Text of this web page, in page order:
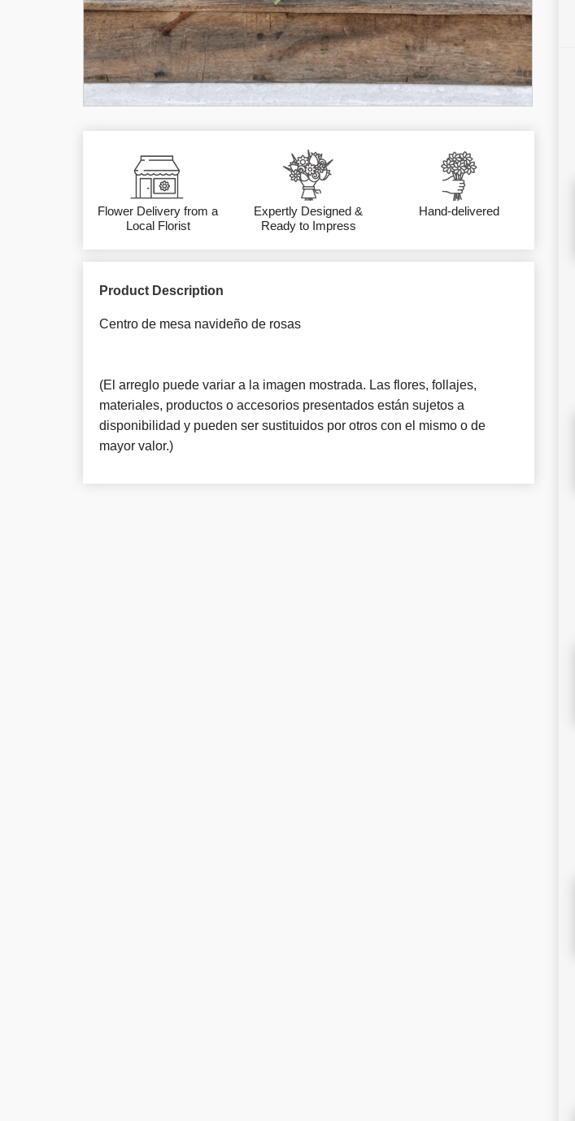
Flower Delivery from a
Local Florist
Expertly Designed &
Ready to Impress
Hand-delivered
Product Description
Centro de mesa navideño de rosas
(El arreglo puede variar a la imagen mostrada. Las flores, follajes,
materiales, productos o accesorios presentados están sujetos a
disponibilidad y pueden ser sustituidos por otros con el mismo o de
mayor valor.)